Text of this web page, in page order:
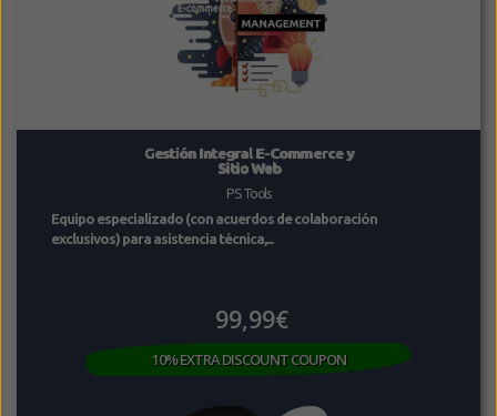
Gestión Integral E-Commerce y
Sitio Web
PS Tools
Equipo especializado (con acuerdos de colaboración
exclusivos) para asistencia técnica,...
10% EXTRA DISCOUNT COUPON
99,99€